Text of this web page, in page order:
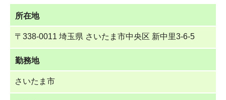
所在地
〒338-0011 埼玉県 さいたま市中央区 新中里3-6-5
勤務地
さいたま市